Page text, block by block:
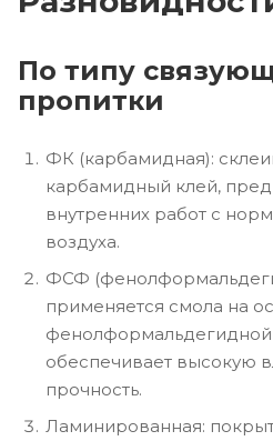
По типу
пропитки
ФК (карбамидная):
карбамидный клей,
внутренних работ с
воздуха.
ФСФ
применяется смола на
фенолформальдегидной
обеспечивает высокую
прочность.
Ламинированная: